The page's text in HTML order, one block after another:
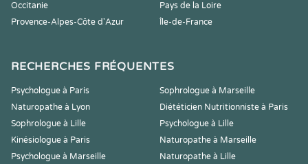
Occitanie
Pays de la Loire
Provence-Alpes-Côte d'Azur
Île-de-France
RECHERCHES FRÉQUENTES
Psychologue à Paris
Sophrologue à Marseille
Naturopathe à Lyon
Diététicien Nutritionniste à Paris
Sophrologue à Lille
Psychologue à Lille
Kinésiologue à Paris
Naturopathe à Marseille
Psychologue à Marseille
Naturopathe à Lille